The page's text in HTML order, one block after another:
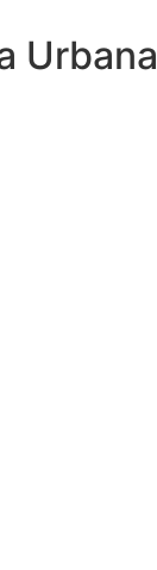
Urbana